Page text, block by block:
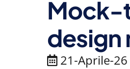
Mock-
design
21-Aprile-26